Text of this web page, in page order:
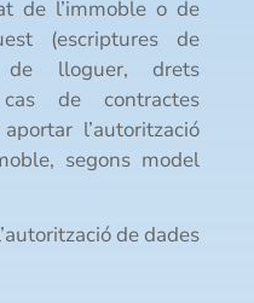
de l’immoble o de
(escriptures de
de lloguer, drets
de contractes
l’autorització
segons model
de dades